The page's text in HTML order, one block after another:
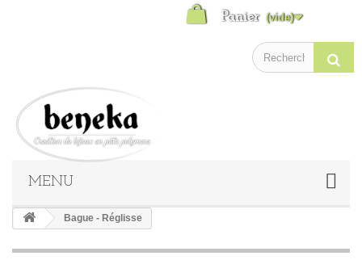
Panier (vide)
MENU
Bague - Réglisse